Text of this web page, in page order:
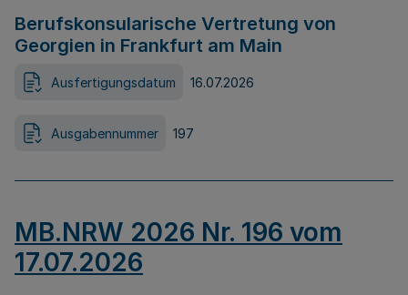
Berufskonsularische Vertretung von
Georgien in Frankfurt am Main
Ausfertigungsdatum 16.07.2026
Ausgabennummer 197
MB.NRW 2026 Nr. 196 vom
17.07.2026